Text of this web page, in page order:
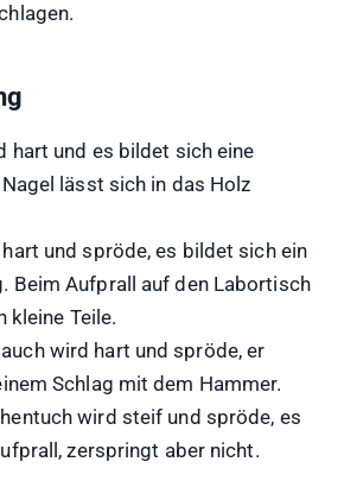
hart und es bildet sich eine
lässt sich in das Holz
und spröde, es bildet sich ein
Beim Aufprall auf den Labortisch
kleine Teile.
wird hart und spröde, er
Schlag mit dem Hammer.
wird steif und spröde, es
zerspringt aber nicht.